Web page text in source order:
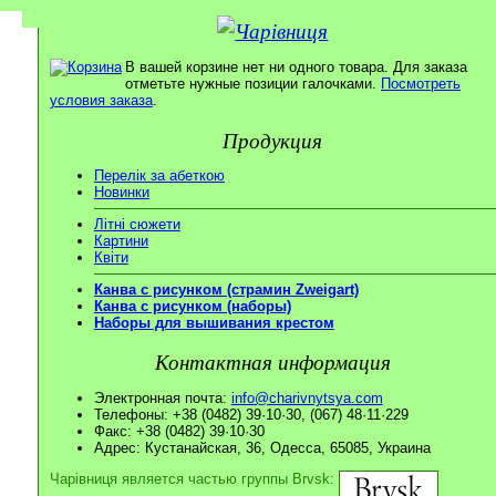
В вашей корзине нет ни одного товара. Для заказа
отметьте нужные позиции галочками. Посмотреть
условия заказа.
Продукция
Перелік за абеткою
Новинки
Літні сюжети
Картини
Квіти
Канва с рисунком (страмин Zweigart)
Канва с рисунком (наборы)
Наборы для вышивания крестом
Контактная информация
Электронная почта: info@charivnytsya.com
Телефоны: +38 (0482) 39·10·30, (067) 48·11·229
Факс: +38 (0482) 39·10·30
Адрес: Кустанайская, 36, Одесса, 65085, Украина
Чарівниця является частью группы Brvsk: